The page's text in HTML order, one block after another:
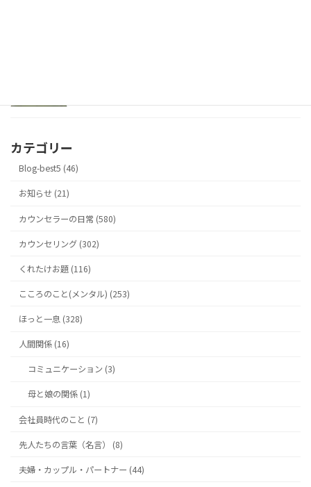
カテゴリー
Blog-best5 (46)
お知らせ (21)
カウンセラーの日常 (580)
カウンセリング (302)
くれたけお題 (116)
こころのこと(メンタル) (253)
ほっと一息 (328)
人間関係 (16)
コミュニケーション (3)
母と娘の関係 (1)
会社員時代のこと (7)
先人たちの言葉（名言） (8)
夫婦・カップル・パートナー (44)